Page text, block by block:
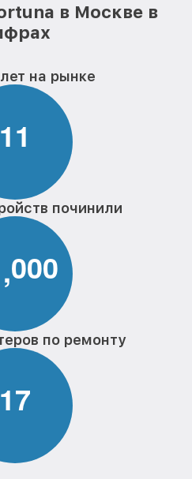
в Москве в
на рынке
11
починили
,000
по ремонту
17